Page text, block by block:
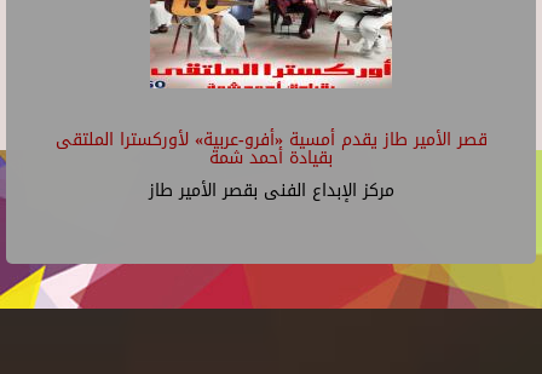
قصر الأمير طاز يقدم أمسية «أفرو-عربية» لأوركسترا الملتقى
بقيادة أحمد شمة
مركز الإبداع الفنى بقصر الأمير طاز